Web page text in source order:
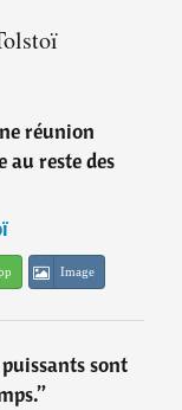
réunion
reste des
Image
sont
”